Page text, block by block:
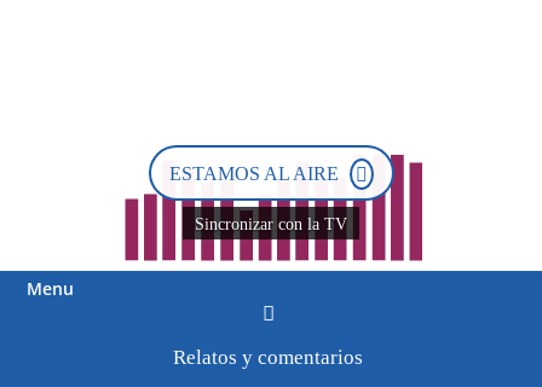
ESTAMOS AL AIRE
Sincronizar con la TV
Menu
Relatos y comentarios